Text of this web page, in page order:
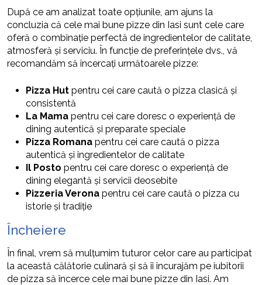
După ce am analizat toate opțiunile, am ajuns la
concluzia că cele mai bune pizze din Iasi sunt cele care
oferă o combinație perfectă de ingredientelor de calitate,
atmosferă și serviciu. În funcție de preferințele dvs., vă
recomandăm să încercați următoarele pizze:
Pizza Hut pentru cei care caută o pizza clasică și
consistentă
La Mama pentru cei care doresc o experiență de
dining autentică și preparate speciale
Pizza Romana pentru cei care caută o pizza
autentică și ingredientelor de calitate
Il Posto pentru cei care doresc o experiență de
dining elegantă și servicii deosebite
Pizzeria Verona pentru cei care caută o pizza cu
istorie și tradiție
Încheiere
În final, vrem să mulțumim tuturor celor care au participat
la această călătorie culinară și să îi încurajăm pe iubitorii
de pizza să încerce cele mai bune pizze din Iasi. Am